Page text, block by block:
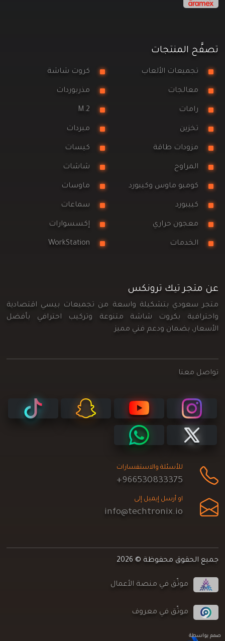
تصفَّح المنتجات
تجميعات الألعاب كروت شاشة
معالجات مذربوردات
رامات M.2
تخزين مبردات
مزودات طاقة كيسات
المراوح شاشات
كومبو ماوس وكيبورد ماوسات
كييبورد سماعات
معجون حراري إكسسوارات
الخدمات WorkStation
عن متجر تيك ترونكس
متجر سعودي بتشكيلة واسعة من تجميعات بيسي اقتصادية
واحترافية بكروت شاشة متنوعة وتركيب احترافي بأفضل
الأسعار، بضمان ودعم فني مميز
تواصل معنا
للأسئلة والاستفسارات
+966530833375
او أرسل إيميل إلى
info@techtronix.io
جميع الحقوق محفوظة © 2026
موثّق في منصة الأعمال
موثّق في معروف
صمم بواسطة